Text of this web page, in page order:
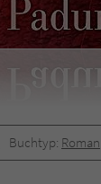
Buchtyp: Roman